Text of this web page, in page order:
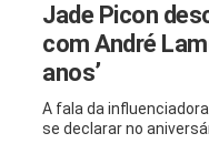
Jade Picon
com André
anos’
A fala da
se declarar no